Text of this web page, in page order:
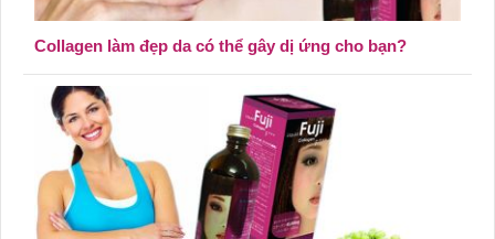
Collagen làm đẹp da có thể gây dị ứng cho bạn?